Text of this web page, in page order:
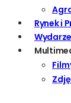
Rynek i